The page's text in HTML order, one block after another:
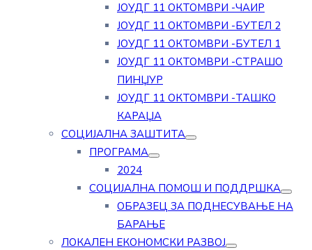
ЈОУДГ 11 ОКТОМВРИ -ЧАИР
ЈОУДГ 11 ОКТОМВРИ -БУТЕЛ 2
ЈОУДГ 11 ОКТОМВРИ -БУТЕЛ 1
ЈОУДГ 11 ОКТОМВРИ -СТРАШО
ПИНЏУР
ЈОУДГ 11 ОКТОМВРИ -ТАШКО
КАРАЏА
СОЦИЈАЛНА ЗАШТИТА
ПРОГРАМА
2024
СОЦИЈАЛНА ПОМОШ И ПОДДРШКА
ОБРАЗЕЦ ЗА ПОДНЕСУВАЊЕ НА
БАРАЊЕ
ЛОКАЛЕН ЕКОНОМСКИ РАЗВОЈ